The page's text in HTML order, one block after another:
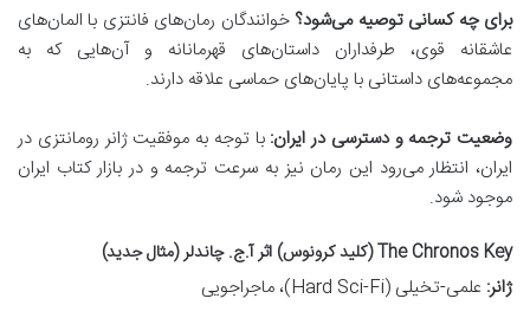
برای چه کسانی توصیه می‌شود؟ خوانندگان رمان‌های فانتزی با المان‌های
عاشقانه قوی، طرفداران داستان‌های قهرمانانه و آن‌هایی که به
مجموعه‌های داستانی با پایان‌های حماسی علاقه دارند.
وضعیت ترجمه و دسترسی در ایران: با توجه به موفقیت ژانر رومانتزی در
ایران، انتظار می‌رود این رمان نیز به سرعت ترجمه و در بازار کتاب ایران
موجود شود.
The Chronos Key (کلید کرونوس) اثر آ.ج. چاندلر (مثال جدید)
ژانر: علمی-تخیلی (Hard Sci-Fi)، ماجراجویی